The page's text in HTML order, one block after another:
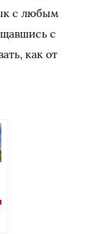
с любым
с
как от